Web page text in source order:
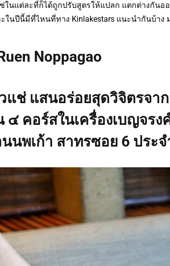
ในแต่ละที่ก็ได้ถูกปรับสูตรให้แปลก แตกต่างกันอ
ในปีนี้มีที่ไหนที่ทาง Kinlakestars แนะนำกันบ้าง
Noppagao
แช่ แสนอร่อยสุดวิจิตรจา
๔ คอร์สในเครื่องเบญจร
นนพเก้า สาทรซอย 6 ประ